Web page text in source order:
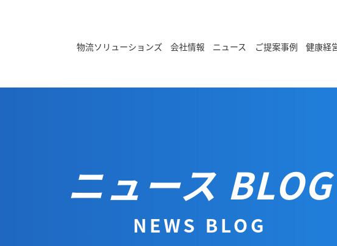
物流ソリューションズ 会社情報 ニュース ご提案事例 健康経
ニュース BLOG
NEWS BLOG